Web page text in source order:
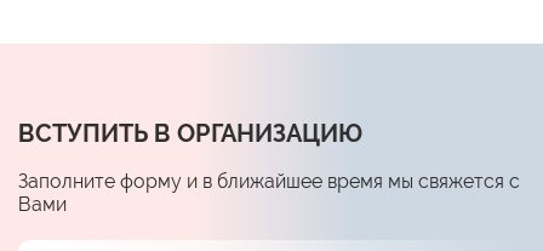
ВСТУПИТЬ В ОРГАНИЗАЦИЮ
Заполните форму и в ближайшее время мы свяжется с
Вами